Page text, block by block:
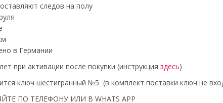
следов на полу
в Германии
при активации после покупки (инструкция здесь)
ключ шестигранный №5 (в комплект поставки ключ не
ПО ТЕЛЕФОНУ ИЛИ В WHATS APP